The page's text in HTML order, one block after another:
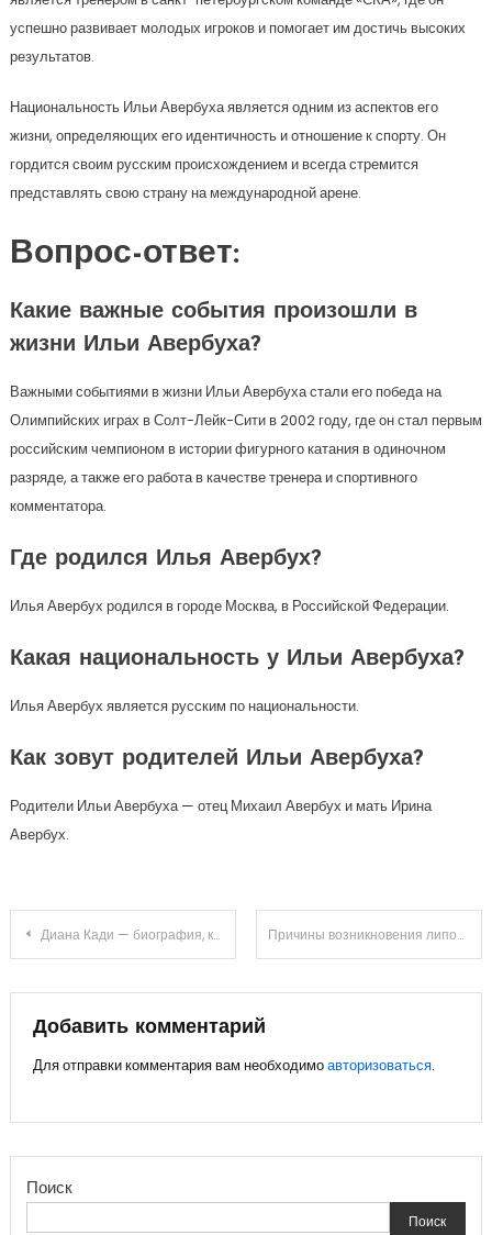
успешно развивает молодых игроков и помогает им достичь высоких
результатов.
Национальность Ильи Авербуха является одним из аспектов его
жизни, определяющих его идентичность и отношение к спорту. Он
гордится своим русским происхождением и всегда стремится
представлять свою страну на международной арене.
Вопрос-ответ:
Какие важные события произошли в
жизни Ильи Авербуха?
Важными событиями в жизни Ильи Авербуха стали его победа на
Олимпийских играх в Солт-Лейк-Сити в 2002 году, где он стал первым
российским чемпионом в истории фигурного катания в одиночном
разряде, а также его работа в качестве тренера и спортивного
комментатора.
Где родился Илья Авербух?
Илья Авербух родился в городе Москва, в Российской Федерации.
Какая национальность у Ильи Авербуха?
Илья Авербух является русским по национальности.
Как зовут родителей Ильи Авербуха?
Родители Ильи Авербуха — отец Михаил Авербух и мать Ирина
Авербух.
Навигация
по
записям
Диана Кади — биография, карьера, личная жизнь — актуальная информация Причины возникновения липомы в почке: как справиться с болезнью
Добавить комментарий
Для отправки комментария вам необходимоавторизоваться.
Поиск
Поиск